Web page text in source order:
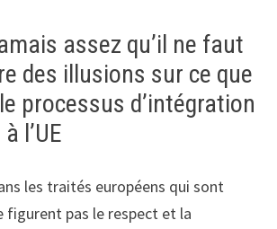
assez qu’il ne faut
des illusions sur ce que
processus d’intégration
l’UE
les traités européens qui sont
figurent pas le respect et la